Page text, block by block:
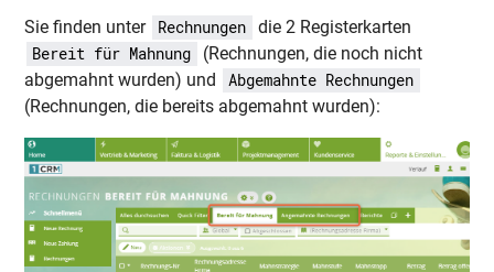
Sie finden unter Rechnungen die 2 Registerkarten
Bereit für Mahnung
(Rechnungen, die noch nicht
abgemahnt wurden) und
Abgemahnte Rechnungen
(Rechnungen, die bereits abgemahnt wurden):